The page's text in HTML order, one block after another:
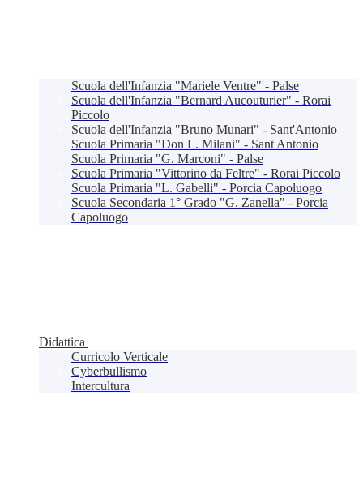
Scuola dell'Infanzia "Mariele Ventre" - Palse
Scuola dell'Infanzia "Bernard Aucouturier" - Rorai
Piccolo
Scuola dell'Infanzia "Bruno Munari" - Sant'Antonio
Scuola Primaria "Don L. Milani" - Sant'Antonio
Scuola Primaria "G. Marconi" - Palse
Scuola Primaria "Vittorino da Feltre" - Rorai Piccolo
Scuola Primaria "L. Gabelli" - Porcia Capoluogo
Scuola Secondaria 1° Grado "G. Zanella" - Porcia
Capoluogo
Didattica
Curricolo Verticale
Cyberbullismo
Intercultura